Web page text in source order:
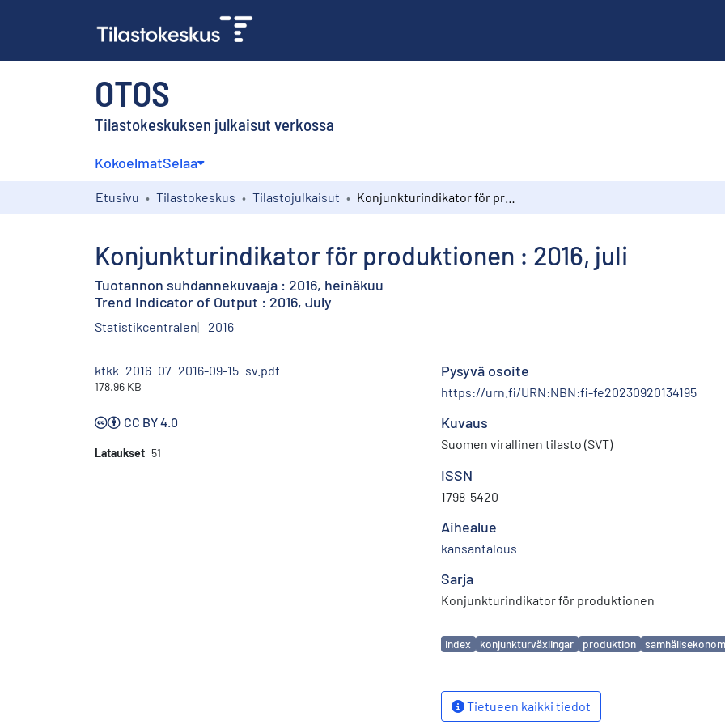
OTOS
Tilastokeskuksen julkaisut verkossa
KokoelmatSelaa
Etusivu Tilastokeskus Tilastojulkaisut
Konjunkturindikator för produktionen : 2016, juli
Tuotannon suhdannekuvaaja : 2016, heinäkuu
Trend Indicator of Output : 2016, July
Statistikcentralen 2016
ktkk_2016_07_2016-09-15_sv.pdf
178.96 KB
CC BY 4.0
Lataukset 51
Pysyvä osoite
https://urn.fi/URN:NBN:fi-fe20230920134195
Kuvaus
Suomen virallinen tilasto (SVT)
ISSN
1798-5420
Aihealue
kansantalous
Sarja
Konjunkturindikator för produktionen
Avainsanat
index konjunkturväxlingar produktion
Tietueen kaikki tiedot